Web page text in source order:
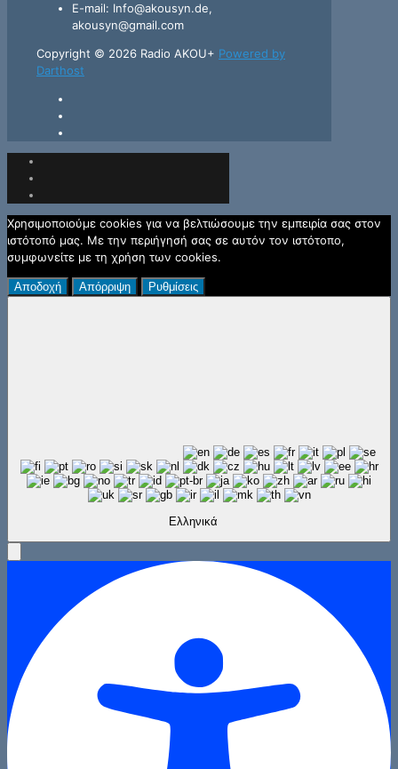
E-mail: Info@akousyn.de,
akousyn@gmail.com
Copyright © 2026 Radio AKOU+ Powered by
Darthost
Χρησιμοποιούμε cookies για να βελτιώσουμε την εμπειρία σας στον
ιστότοπό μας. Με την περιήγησή σας σε αυτόν τον ιστότοπο,
συμφωνείτε με τη χρήση των cookies.
Αποδοχή Απόρριψη Ρυθμίσεις
Ελληνικά